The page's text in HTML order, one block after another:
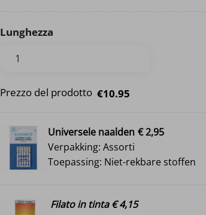
Lunghezza
Prezzo del prodotto €10.95
Universele naalden € 2,95
Verpakking: Assorti
Toepassing: Niet-rekbare stoffen
Filato in tinta € 4,15